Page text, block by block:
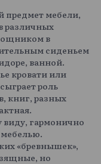
предмет мебели,
различных
в
сиденьем
ванной.
кровати или
роль
книг, разных
гармонично
«бревнышек»,
но